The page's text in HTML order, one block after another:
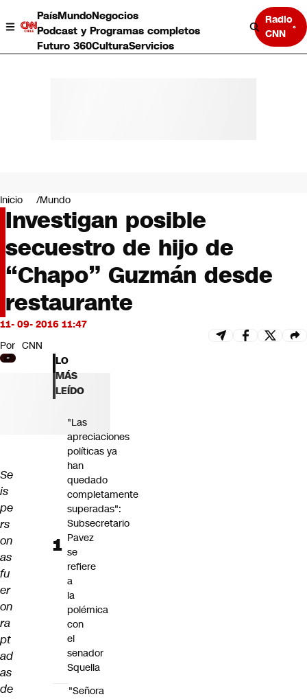
PaísMundoNegocios
Podcast y Programas completos
Futuro 360CulturaServicios
Radio
CNN
Negocios
Deportes
Programas completos
Cultura
Servicios
Bits
CNN tiempo
Futuro 360
Inicio Mundo
Investigan posible
secuestro de hijo de
“Chapo” Guzmán desde
restaurante
11- 09- 2016 11:47
Por CNN
Se
is
pe
rs
on
as
fu
er
on
ra
pt
ad
as
de
LO
MÁS
LEÍDO
"Las
apreciaciones
políticas ya
han
quedado
completamente
superadas":
Subsecretario
Pavez
se
refiere
a
la
polémica
con
el
senador
Squella
"Señora